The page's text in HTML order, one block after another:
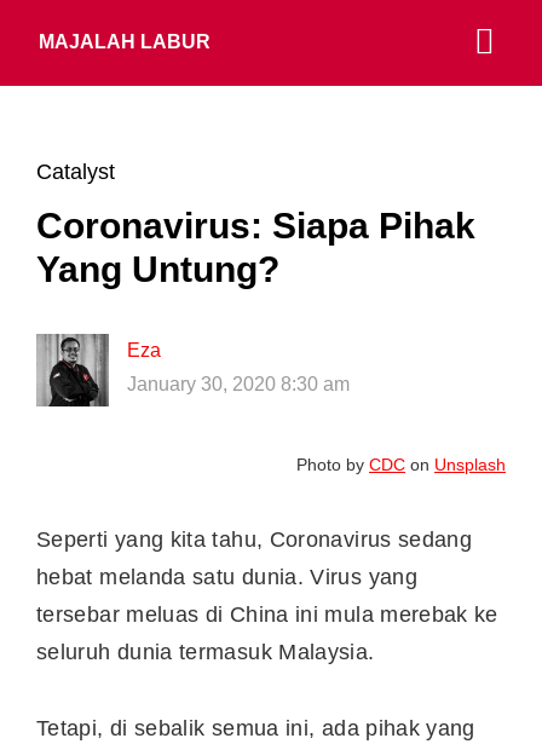
MAJALAH LABUR
Catalyst
Coronavirus: Siapa Pihak
Yang Untung?
Eza
January 30, 2020 8:30 am
Photo by CDC on Unsplash
Seperti yang kita tahu, Coronavirus sedang
hebat melanda satu dunia. Virus yang
tersebar meluas di China ini mula merebak ke
seluruh dunia termasuk Malaysia.
Tetapi, di sebalik semua ini, ada pihak yang